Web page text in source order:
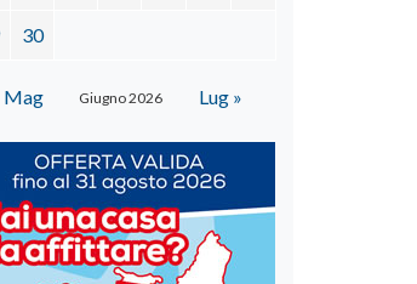
Giugno 2026
30
Mag Lug »